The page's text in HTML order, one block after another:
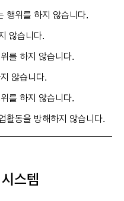
행위를 하지 않습니다.
않습니다.
를 하지 않습니다.
않습니다.
를 하지 않습니다.
활동을 방해하지 않습니다.
스템